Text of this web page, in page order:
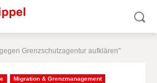
Grenzschutzagentur aufklären"
Migration & Grenzmanagement